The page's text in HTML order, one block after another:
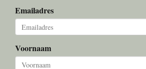
Emailadres
Voornaam